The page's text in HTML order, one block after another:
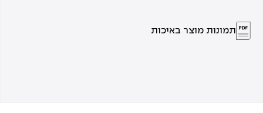
תמונות מוצר באיכות